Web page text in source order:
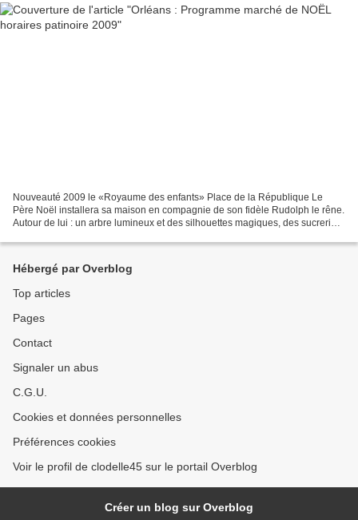
Nouveauté 2009 le «Royaume des enfants» Place de la République Le
Père Noël installera sa maison en compagnie de son fidèle Rudolph le rêne.
Autour de lui : un arbre lumineux et des silhouettes magiques, des sucreries
Hébergé par Overblog
Top articles
Pages
Contact
Signaler un abus
C.G.U.
Cookies et données personnelles
Préférences cookies
Voir le profil de clodelle45 sur le portail Overblog
Créer un blog sur Overblog